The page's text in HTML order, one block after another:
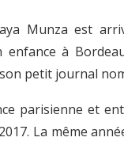
Munza est
à
petit journal
parisienne et
La même